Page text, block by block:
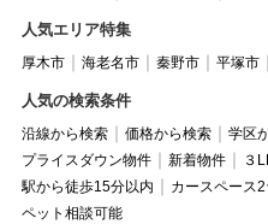
人気エリア特集
厚木市 海老名市 秦野市 平塚市
人気の検索条件
沿線から検索 価格から検索 学区
プライスダウン物件
新着物件
３
駅から徒歩15分以内
カースペース
ペット相談可能